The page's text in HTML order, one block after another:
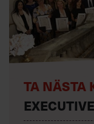
TA NÄSTA